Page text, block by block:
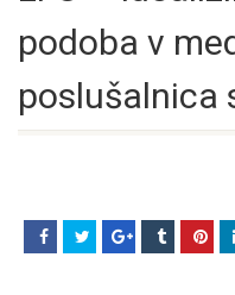
podoba v
poslušalnica